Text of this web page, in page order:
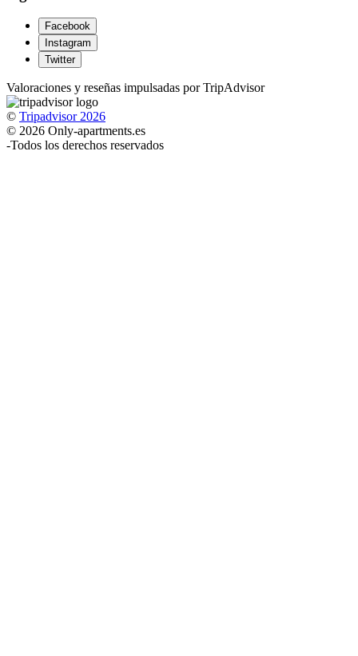
Facebook
Instagram
Twitter
Valoraciones y reseñas impulsadas por TripAdvisor
© Tripadvisor 2026
© 2026 Only-apartments.es
-Todos los derechos reservados